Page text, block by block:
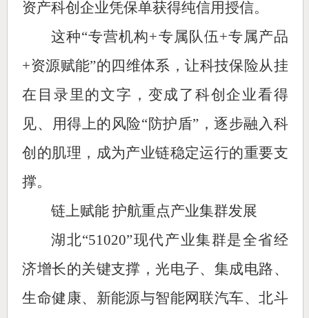
资产科创企业凭保单获得纯信用授信。
这种“专营机构+专属队伍+专属产品
+资源赋能”的四维体系，让科技保险从挂
在目录里的文字，变成了科创企业看得
见、用得上的风险“防护盾”，逐步融入科
创的肌理，成为产业链稳定运行的重要支
撑。
链上赋能 护航重点产业集群发展
湖北“51020”现代产业集群是全省经
济增长的关键支撑，光电子、集成电路、
生命健康、新能源与智能网联汽车、北斗